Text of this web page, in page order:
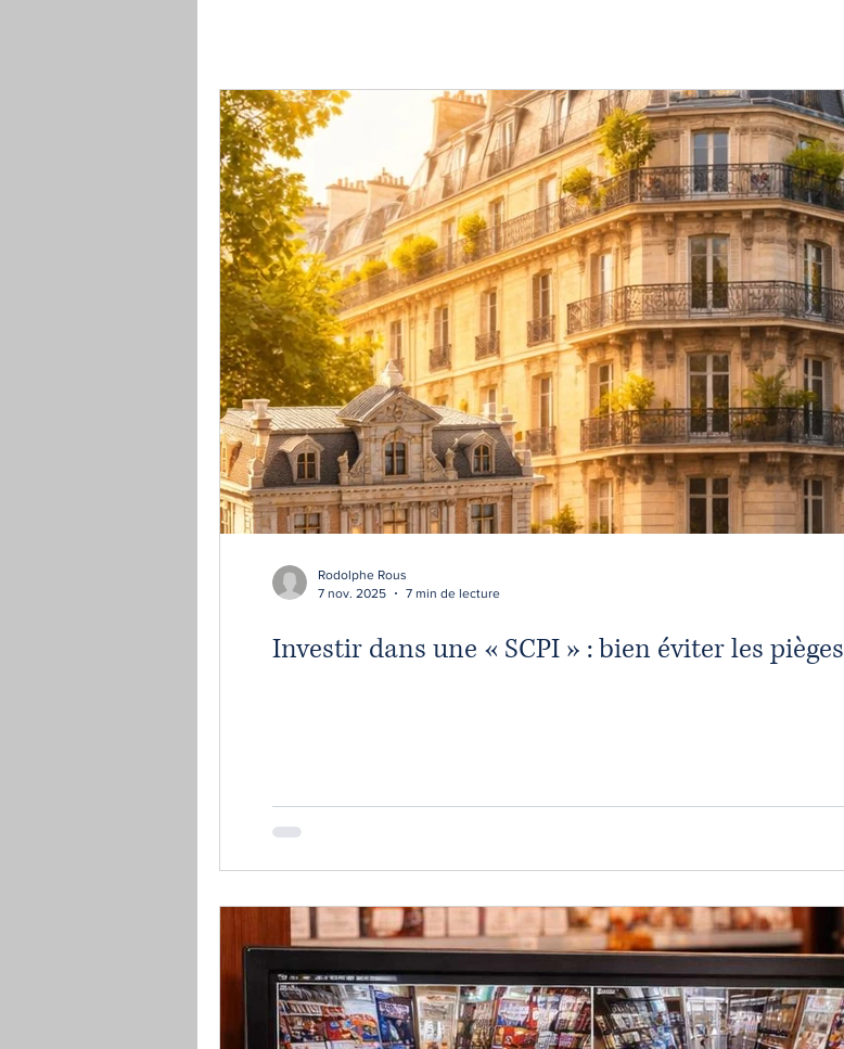
Investir dans une « SCPI » : bien éviter les pièges
Rodolphe Rous
7 nov. 2025
7 min de lecture